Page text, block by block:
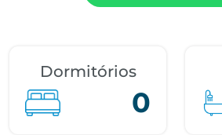
Dormitórios
0